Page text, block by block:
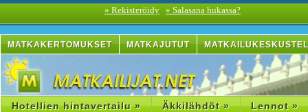
» Rekisteröidy » Salasana hukassa?
MATKAKERTOMUKSET MATKAJUTUT
Hotellien hintavertailu » Äkkilähdöt » Lennot »